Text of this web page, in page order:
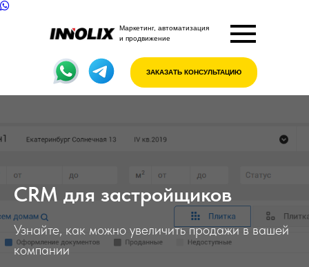
Маркетинг, автоматизация
и продвижение
ЗАКАЗАТЬ КОНСУЛЬТАЦИЮ
CRM для застройщиков
Узнайте, как можно увеличить продажи в вашей
компании